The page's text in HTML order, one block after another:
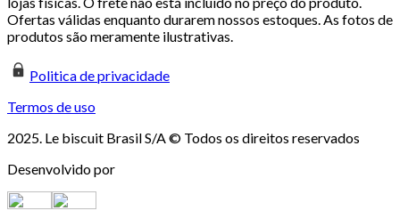
Ofertas válidas enquanto durarem nossos estoques. As fotos de
produtos são meramente ilustrativas.
Politica de privacidade
Termos de uso
2025. Le biscuit Brasil S/A © Todos os direitos reservados
Desenvolvido por